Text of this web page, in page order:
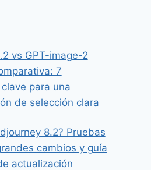
vs GPT-image-2
7
para una
de selección clara
8.2? Pruebas
cambios y guía
actualización